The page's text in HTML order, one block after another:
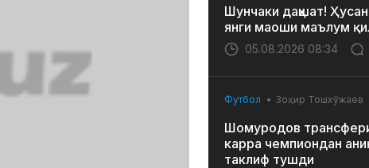
Шунчаки даҳшат!
янги маоши маълум
05.08.2026 08:34
Футбол Зоҳир Тошхўжаев
Шомуродов
карра чемпиондан
таклиф тушди